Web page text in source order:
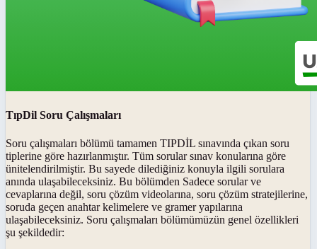
TıpDil Soru Çalışmaları
Soru çalışmaları bölümü tamamen TIPDİL sınavında çıkan soru
tiplerine göre hazırlanmıştır. Tüm sorular sınav konularına göre
ünitelendirilmiştir. Bu sayede dilediğiniz konuyla ilgili sorulara
anında ulaşabileceksiniz. Bu bölümden Sadece sorular ve
cevaplarına değil, soru çözüm videolarına, soru çözüm stratejilerine,
soruda geçen anahtar kelimelere ve gramer yapılarına
ulaşabileceksiniz. Soru çalışmaları bölümümüzün genel özellikleri
şu şekildedir: